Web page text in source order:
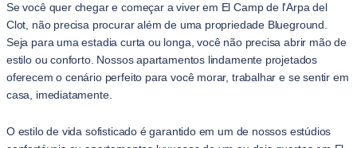
Se você quer chegar e começar a viver em El Camp de l'Arpa del
Clot, não precisa procurar além de uma propriedade Blueground.
Seja para uma estadia curta ou longa, você não precisa abrir mão de
estilo ou conforto. Nossos apartamentos lindamente projetados
oferecem o cenário perfeito para você morar, trabalhar e se sentir em
casa, imediatamente.
O estilo de vida sofisticado é garantido em um de nossos estúdios